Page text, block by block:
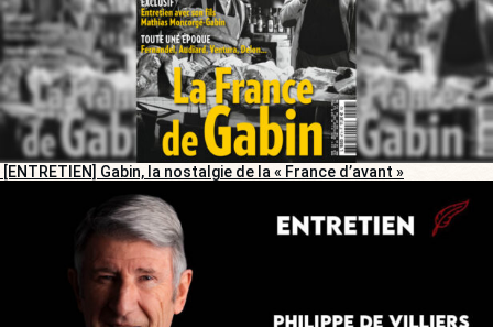
[ENTRETIEN] Gabin, la nostalgie de la « France d’avant »